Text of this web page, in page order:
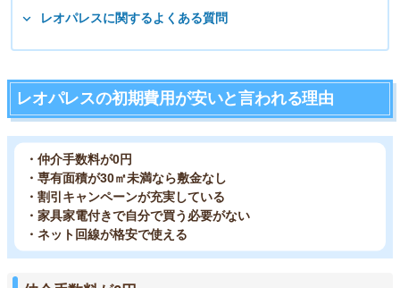
レオパレスに関するよくある質問
レオパレスの初期費用が安いと言われる理由
・仲介手数料が0円
・専有面積が30㎡未満なら敷金なし
・割引キャンペーンが充実している
・家具家電付きで自分で買う必要がない
・ネット回線が格安で使える